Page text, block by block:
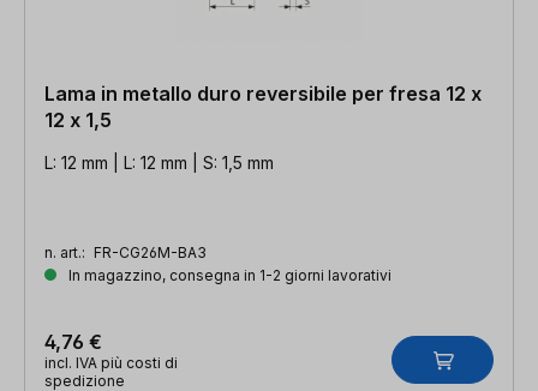
Lama in metallo duro reversibile per fresa 12 x
12 x 1,5
L: 12 mm | L: 12 mm | S: 1,5 mm
n. art.: FR-CG26M-BA3
In magazzino, consegna in 1-2 giorni lavorativi
4,76 €
incl. IVA più costi di
spedizione